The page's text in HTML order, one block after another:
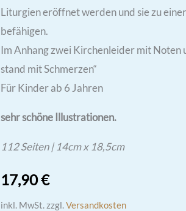
Liturgien eröffnet werden und sie zu
befähigen.
Im Anhang zwei Kirchenleider mit Noten
stand mit Schmerzen“
Für Kinder ab 6 Jahren
sehr schöne Illustrationen.
112 Seiten | 14cm x 18,5cm
17,90€
inkl. MwSt.zzgl.Versandkosten